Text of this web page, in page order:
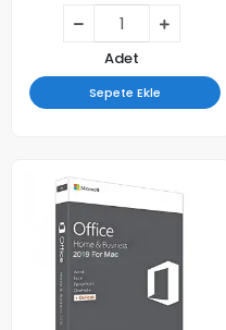
Adet
Sepete Ekle